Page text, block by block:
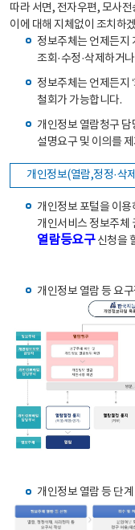
따라 서면, 전자우편, 모사
이에 대해 지체없이 조치하
정보주체는 언제든지
조회·수정·삭제하거
정보주체는 언제든지
철회가 가능합니다.
개인정보 열람청구
설명요구 및 이의를
개인정보(열람,정정·삭
개인정보 포털을 이
개인서비스 정보주
열람등요구신청을
개인정보 열람 등 요
개인정보 열람 등 단